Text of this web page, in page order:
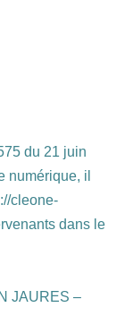
du 21 juin
numérique, il
cleone-
dans le
JAURES –